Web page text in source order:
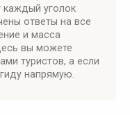
уголок
ответы на все
и масса
вы можете
туристов, а если
напрямую.